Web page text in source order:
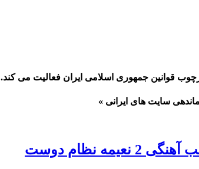
قوانین جمهوری اسلامی ایران فعالیت می کند.
سایت های ایرانی »
نظام دوست